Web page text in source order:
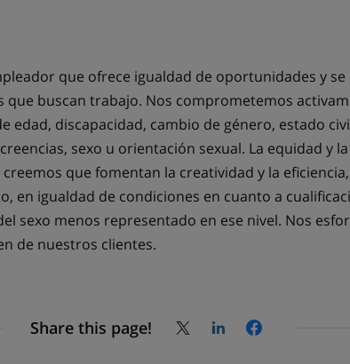
que ofrece igualdad de oportunidades y
buscan trabajo. Nos comprometemos
edad, discapacidad, cambio de género, estado
sexo u orientación sexual. La equidad y
que fomentan la creatividad y la
en igualdad de condiciones en cuanto a
sexo menos representado en ese nivel. Nos
de nuestros clientes.
Share this page!
ShareShareShare